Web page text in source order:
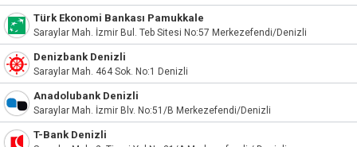
Türk Ekonomi Bankası Pamukkale
Saraylar Mah. İzmir Bul. Teb Sitesi No:57 Merkezefendi/Denizli
Denizbank Denizli
Saraylar Mah. 464 Sok. No:1 Denizli
Anadolubank Denizli
Saraylar Mah. İzmir Blv. No:51/B Merkezefendi/Denizli
T-Bank Denizli